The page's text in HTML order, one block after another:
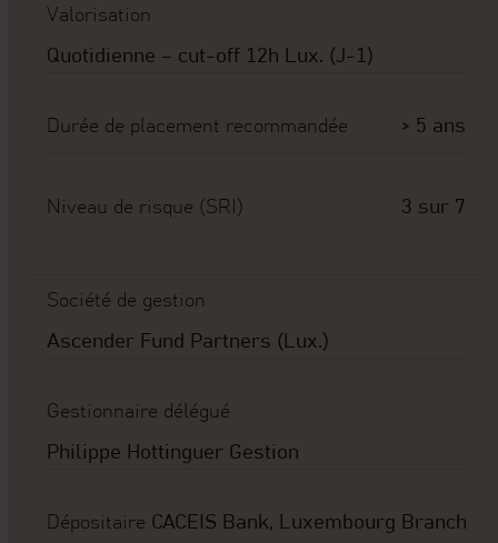
Valorisation
Quotidienne – cut-off 12h Lux. (J-1)
Durée de placement recommandée > 5 ans
Niveau de risque (SRI) 3 sur 7
Société de gestion
Ascender Fund Partners (Lux.)
Gestionnaire délégué
Philippe Hottinguer Gestion
Dépositaire CACEIS Bank, Luxembourg Branch